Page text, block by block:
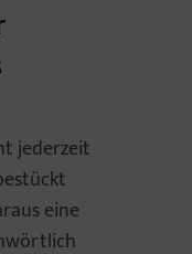
jederzeit
eine